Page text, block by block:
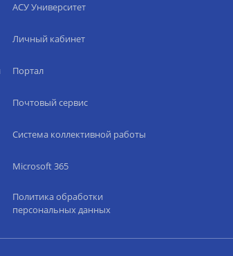
АСУ Университет
Личный кабинет
Портал
Почтовый сервис
Система коллективной работы
Microsoft 365
Политика обработки
персональных данных